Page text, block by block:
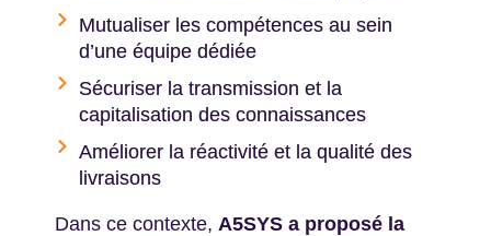
Mutualiser les compétences au sein
d’une équipe dédiée
Sécuriser la transmission et la
capitalisation des connaissances
Améliorer la réactivité et la qualité des
livraisons
Dans ce contexte, A5SYS a proposé la